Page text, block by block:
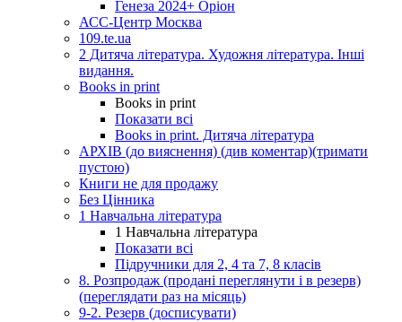
Генеза 2024+ Оріон
АСС-Центр Москва
109.te.ua
2 Дитяча література. Художня література. Інші
видання.
Books in print
Books in print
Показати всі
Books in print. Дитяча література
АРХІВ (до вияснення) (див коментар)(тримати
пустою)
Книги не для продажу
Без Цінника
1 Навчальна література
1 Навчальна література
Показати всі
Підручники для 2, 4 та 7, 8 класів
8. Розпродаж (продані переглянути і в резерв)
(переглядати раз на місяць)
9-2. Резерв (досписувати)